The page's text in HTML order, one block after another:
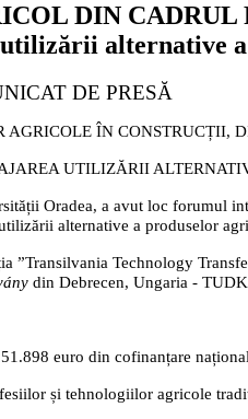
DIN
alternative
DE PRESĂ
ÎN CONSTRUCȚII,
UTILIZĂRII
Oradea, a avut loc forumul
alternative a produselor
”Transilvania Technology
din Debrecen, Ungaria -
euro din cofinanțare
și tehnologiilor agricole